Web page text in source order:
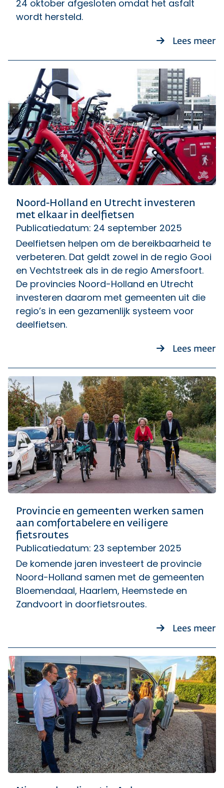
24 oktober afgesloten omdat het asfalt
wordt hersteld.
Lees meer
Noord-Holland en Utrecht investeren
met elkaar in deelfietsen
Publicatiedatum: 24 september 2025
Deelfietsen helpen om de bereikbaarheid te
verbeteren. Dat geldt zowel in de regio Gooi
en Vechtstreek als in de regio Amersfoort.
De provincies Noord-Holland en Utrecht
investeren daarom met gemeenten uit die
regio’s in een gezamenlijk systeem voor
deelfietsen.
Lees meer
Provincie en gemeenten werken samen
aan comfortabelere en veiligere
fietsroutes
Publicatiedatum: 23 september 2025
De komende jaren investeert de provincie
Noord-Holland samen met de gemeenten
Bloemendaal, Haarlem, Heemstede en
Zandvoort in doorfietsroutes.
Lees meer